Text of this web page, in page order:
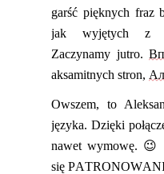
garść pięknych fraz
jak wyjętych z
Zaczynamy jutro.
aksamitnych stron,
Owszem, to
języka. Dzięki
nawet wymowę. 😉
się